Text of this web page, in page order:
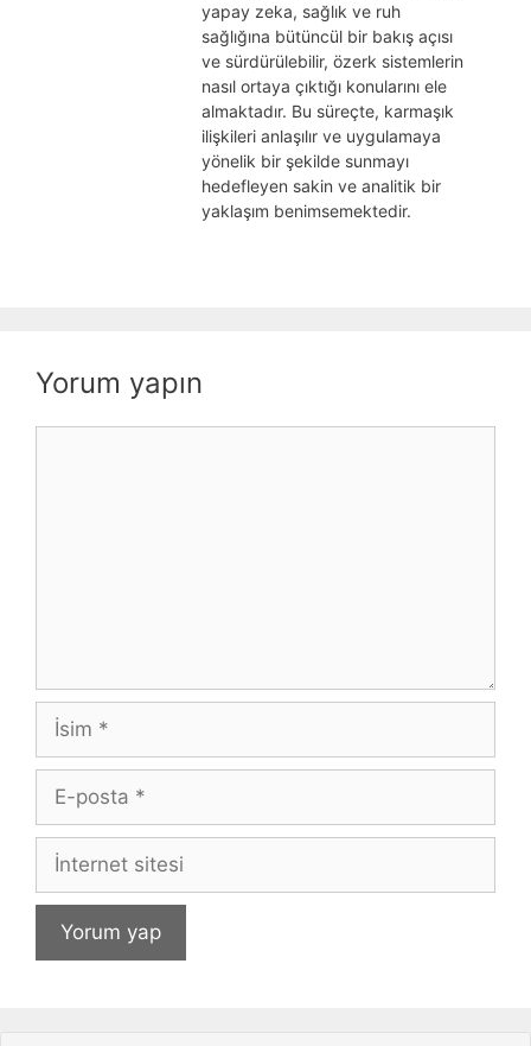
yapay zeka, sağlık ve ruh
sağlığına bütüncül bir bakış açısı
ve sürdürülebilir, özerk sistemlerin
nasıl ortaya çıktığı konularını ele
almaktadır. Bu süreçte, karmaşık
ilişkileri anlaşılır ve uygulamaya
yönelik bir şekilde sunmayı
hedefleyen sakin ve analitik bir
yaklaşım benimsemektedir.
Yorum yapın
İsim
posta
İnternet